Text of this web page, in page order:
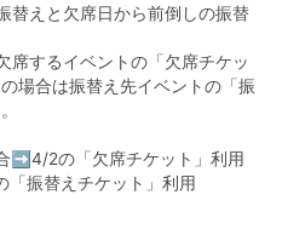
替えと欠席日から前倒しの振替
席するイベントの「欠席チケッ
場合は振替え先イベントの「振
➡4/2の「欠席チケット」利用
振替えチケット」利用